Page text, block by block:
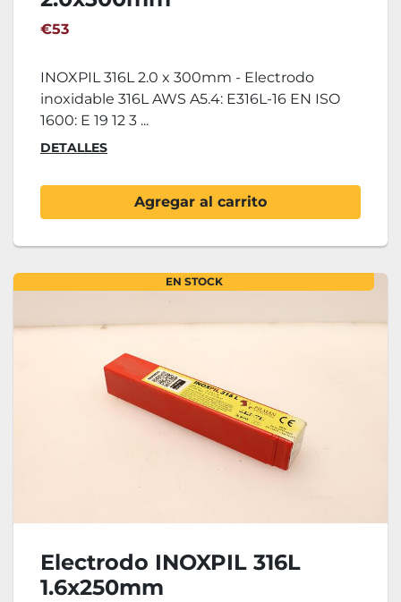
€53
INOXPIL 316L 2.0 x 300mm - Electrodo
inoxidable 316L AWS A5.4: E316L-16 EN ISO
1600: E 19 12 3 ...
DETALLES
Agregar al carrito
EN STOCK
Electrodo INOXPIL 316L
1.6x250mm